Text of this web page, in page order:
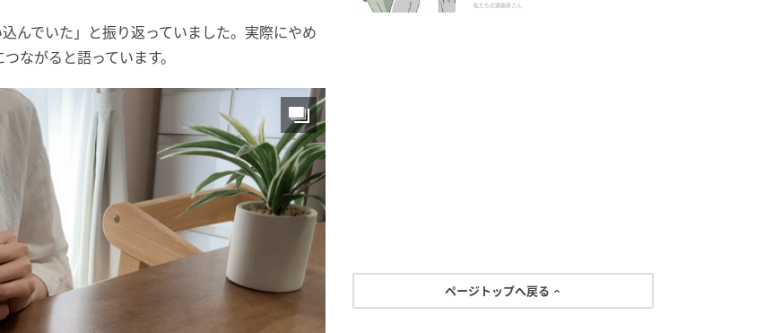
んでいた」と振り返っていました。実際にやめ
ながると語っています。
私たちの連絡係さん
ページトップへ戻る